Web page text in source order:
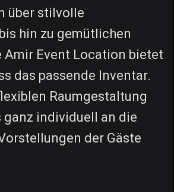
über stilvolle
hin zu gemütlichen
Amir Event Location bietet
das passende Inventar.
Raumgestaltung
ganz individuell an die
der Gäste